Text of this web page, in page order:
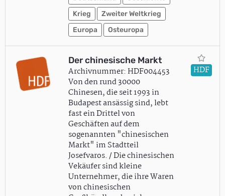
Krieg
Zweiter Weltkrieg
Europa
Osteuropa
Der chinesische Markt
Archivnummer: HDF004453
Von den rund 30000
Chinesen, die seit 1993 in
Budapest ansässig sind, lebt
fast ein Drittel von
Geschäften auf dem
sogenannten "chinesischen
Markt" im Stadtteil
Josefvaros. / Die chinesischen
Vekäufer sind kleine
Unternehmer, die ihre Waren
von chinesischen
HDF